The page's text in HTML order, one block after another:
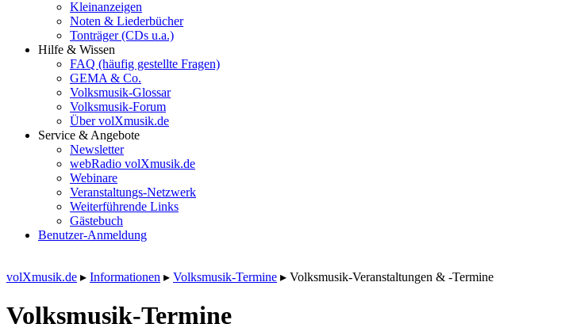
Kleinanzeigen
Noten & Liederbücher
Tonträger (CDs u.a.)
Hilfe & Wissen
FAQ (häufig gestellte Fragen)
GEMA & Co.
Volksmusik-Glossar
Volksmusik-Forum
Über volXmusik.de
Service & Angebote
Newsletter
webRadio volXmusik.de
Webinare
Veranstaltungs-Netzwerk
Weiterführende Links
Gästebuch
Benutzer-Anmeldung
volXmusik.de ▸ Informationen ▸ Volksmusik-Termine ▸ Volksmusik-Veranstaltungen & -Termine
Volksmusik-Termine